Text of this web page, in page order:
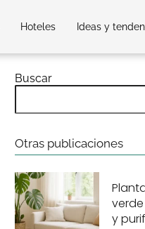
Hoteles Ideas y
Buscar
Otras publicaciones
y